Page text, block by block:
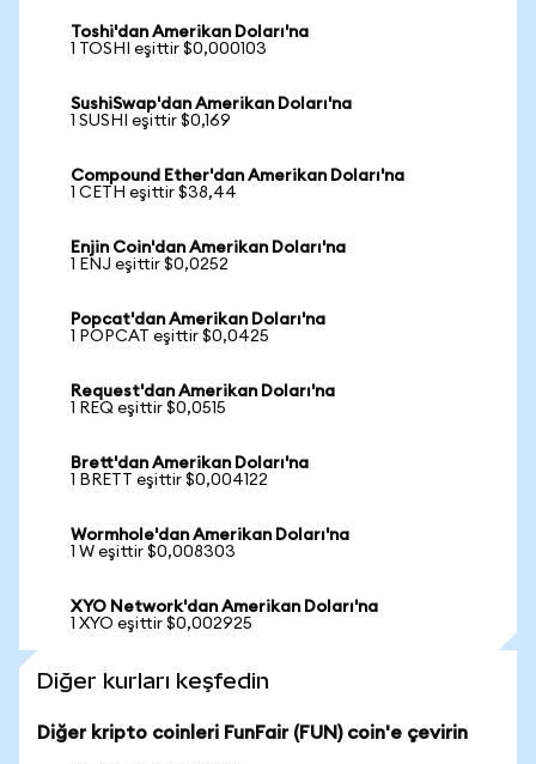
Toshi'dan Amerikan Doları'na
1 TOSHI eşittir $0,000103
SushiSwap'dan Amerikan Doları'na
1 SUSHI eşittir $0,169
Compound Ether'dan Amerikan Doları'na
1 CETH eşittir $38,44
Enjin Coin'dan Amerikan Doları'na
1 ENJ eşittir $0,0252
Popcat'dan Amerikan Doları'na
1 POPCAT eşittir $0,0425
Request'dan Amerikan Doları'na
1 REQ eşittir $0,0515
Brett'dan Amerikan Doları'na
1 BRETT eşittir $0,004122
Wormhole'dan Amerikan Doları'na
1 W eşittir $0,008303
XYO Network'dan Amerikan Doları'na
1 XYO eşittir $0,002925
Diğer kurları keşfedin
Diğer kripto coinleri FunFair (FUN) coin'e çevirin